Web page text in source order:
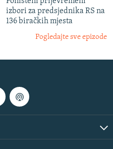
izbori za predsjednika RS na
136 biračkih mjesta
Pogledajte sve epizode